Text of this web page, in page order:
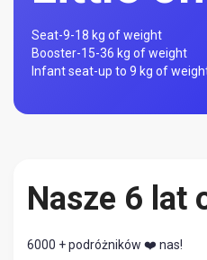
Seat-9-18 kg of weight
Booster-15-36 kg of weight
Infant seat-up to 9 kg of
Nasze 6 lat
6000 + podróżników ❤️ nas!